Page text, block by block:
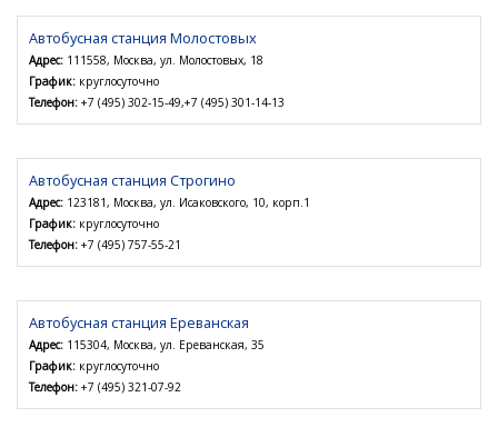
Автобусная станция Молостовых
Адрес: 111558, Москва, ул. Молостовых, 18
График: круглосуточно
Телефон: +7 (495) 302-15-49,+7 (495) 301-14-13
Автобусная станция Строгино
Адрес: 123181, Москва, ул. Исаковского, 10, корп.1
График: круглосуточно
Телефон: +7 (495) 757-55-21
Автобусная станция Ереванская
Адрес: 115304, Москва, ул. Ереванская, 35
График: круглосуточно
Телефон: +7 (495) 321-07-92